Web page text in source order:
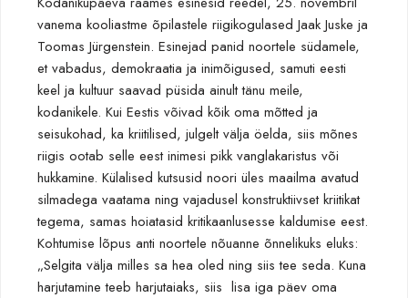
vanema kooliastme õpilastele riigikogulased Jaak Juske ja
Toomas Jürgenstein. Esinejad panid noortele südamele,
et vabadus, demokraatia ja inimõigused, samuti eesti
keel ja kultuur saavad püsida ainult tänu meile,
kodanikele. Kui Eestis võivad kõik oma mõtted ja
seisukohad, ka kriitilised, julgelt välja öelda, siis mõnes
riigis ootab selle eest inimesi pikk vanglakaristus või
hukkamine. Külalised kutsusid noori üles maailma avatud
silmadega vaatama ning vajadusel konstruktiivset kriitikat
tegema, samas hoiatasid kritikaanlusesse kaldumise eest.
Kohtumise lõpus anti noortele nõuanne õnnelikuks eluks:
„Selgita välja milles sa hea oled ning siis tee seda. Kuna
harjutamine teeb harjutaiaks, siis lisa iga päev oma